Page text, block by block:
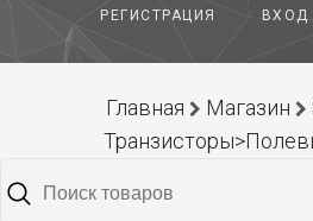
РЕГИСТРАЦИЯ ВХОД
Главная Магазин